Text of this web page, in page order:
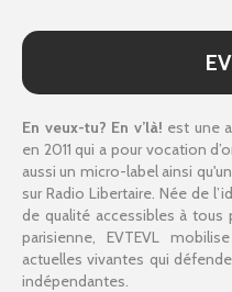
En veux-tu? En v’là! est une
en 2011 qui a pour vocation
aussi un micro-label ainsi
sur Radio Libertaire. Née de
de qualité accessibles à
parisienne, EVTEVL
actuelles vivantes qui
indépendantes.